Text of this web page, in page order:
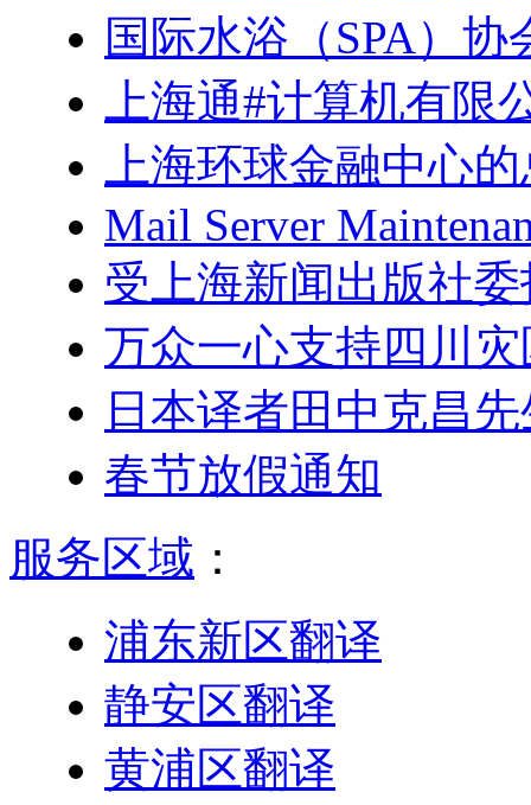
国际水浴（SPA）
上海通#计算机有限
上海环球金融中心
Mail Server
受上海新闻出版社
万众一心支持四川
日本译者田中克昌
春节放假通知
服务区域 ：
浦东新区翻译
静安区翻译
黄浦区翻译